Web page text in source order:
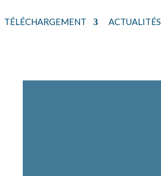
TÉLÉCHARGEMENT ACTUALITÉS